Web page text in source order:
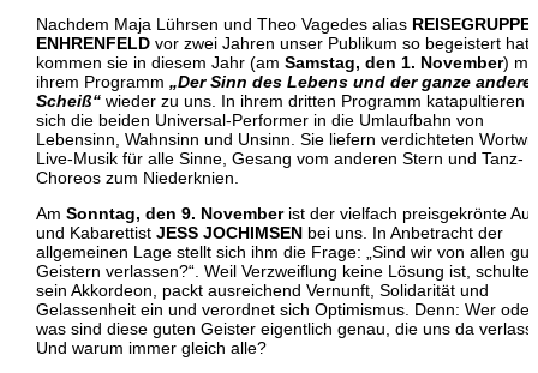
Nachdem Maja Lührsen und Theo Vagedes alias REISEGRUPPE
ENHRENFELD vor zwei Jahren unser Publikum so begeistert hat,
kommen sie in diesem Jahr (am Samstag, den 1. November) mit
ihrem Programm „Der Sinn des Lebens und der ganze andere
Scheiß“ wieder zu uns. In ihrem dritten Programm katapultieren
sich die beiden Universal-Performer in die Umlaufbahn von
Lebensinn, Wahnsinn und Unsinn. Sie liefern verdichteten
Live-Musik für alle Sinne, Gesang vom anderen Stern und Tanz-
Choreos zum Niederknien.
Am Sonntag, den 9. Novemberist der vielfach preisgekrönte
und Kabarettist JESS JOCHIMSEN bei uns. In Anbetracht der
allgemeinen Lage stellt sich ihm die Frage: „Sind wir von allen
Geistern verlassen?“. Weil Verzweiflung keine Lösung ist,
sein Akkordeon, packt ausreichend Vernunft, Solidarität und
Gelassenheit ein und verordnet sich Optimismus. Denn: Wer oder
was sind diese guten Geister eigentlich genau, die uns da
Und warum immer gleich alle?